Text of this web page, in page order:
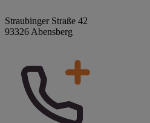
Straubinger Straße 42
93326 Abensberg